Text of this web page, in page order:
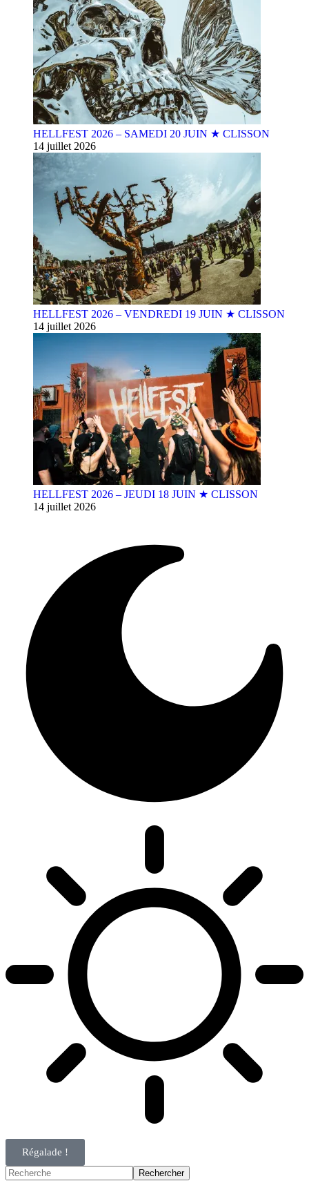
HELLFEST 2026 – SAMEDI 20 JUIN ★ CLISSON
14 juillet 2026
HELLFEST 2026 – VENDREDI 19 JUIN ★ CLISSON
14 juillet 2026
HELLFEST 2026 – JEUDI 18 JUIN ★ CLISSON
14 juillet 2026
Régalade !